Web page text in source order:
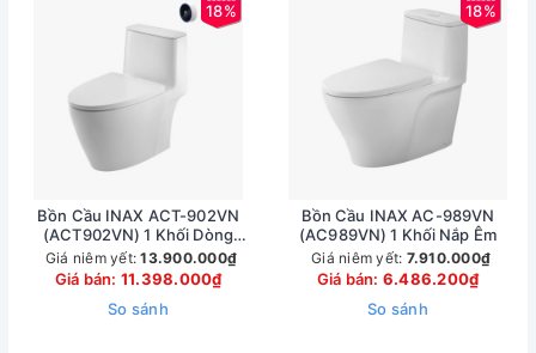
18%
Bồn Cầu INAX ACT-902VN
(ACT902VN) 1 Khối Dòng
S200 Xả Tự Động
Giá niêm yết:13.900.000₫
Giá bán: 11.398.000₫
So sánh
18%
Bồn Cầu INAX AC-989VN
(AC989VN) 1 Khối Nắp Êm
Giá niêm yết: 7.910.000₫
Giá bán: 6.486.200₫
So sánh